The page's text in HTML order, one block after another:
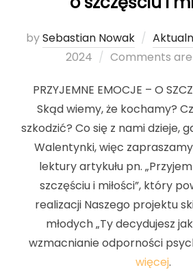
bySebastian Nowak
2024
Comments
PRZYJEMNE EMOCJE – O
Skąd wiemy, że kochamy?
szkodzić? Co się z nami dzieje,
Walentynki, więc
lektury artykułu pn.
szczęściu i miłości”, który
realizacji Naszego projektu
młodych „Ty decydujesz
wzmacnianie odporności
więcej.